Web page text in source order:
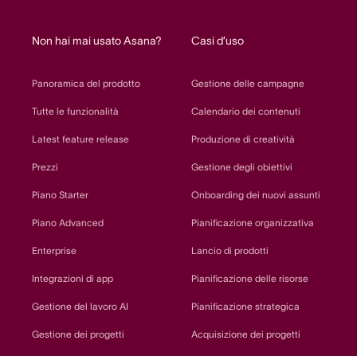
Non hai mai usato Asana?
Panoramica del prodotto
Tutte le funzionalità
Latest feature release
Prezzi
Piano Starter
Piano Advanced
Enterprise
Integrazioni di app
Gestione del lavoro AI
Gestione dei progetti
Casi d’uso
Gestione delle campagne
Calendario dei contenuti
Produzione di creatività
Gestione degli obiettivi
Onboarding dei nuovi assunti
Pianificazione organizzativa
Lancio di prodotti
Pianificazione delle risorse
Pianificazione strategica
Acquisizione dei progetti